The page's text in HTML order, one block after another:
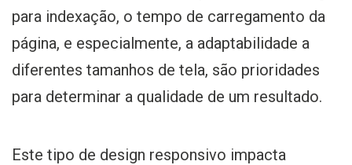
para indexação, o tempo de carregamento da
página, e especialmente, a adaptabilidade a
diferentes tamanhos de tela, são prioridades
para determinar a qualidade de um resultado.
Este tipo de design responsivo impacta